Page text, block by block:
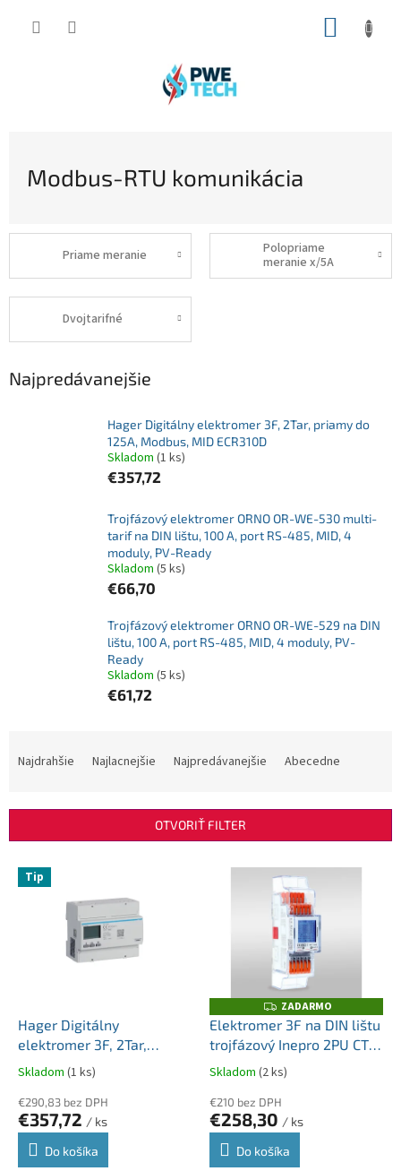
Modbus-RTU komunikácia
Priame meranie
Polopriame
meranie x/5A
Dvojtarifné
Najpredávanejšie
Hager Digitálny elektromer 3F, 2Tar, priamy do
125A, Modbus, MID ECR310D
Skladom (1 ks)
€357,72
Trojfázový elektromer ORNO OR-WE-530 multi-
tarif na DIN lištu, 100 A, port RS-485, MID, 4
moduly, PV-Ready
Skladom (5 ks)
€66,70
Trojfázový elektromer ORNO OR-WE-529 na DIN
lištu, 100 A, port RS-485, MID, 4 moduly, PV-
Ready
Skladom (5 ks)
€61,72
i
Najdrahšie Najlacnejšie Najpredávanejšie Abecedne
OTVORIŤ FILTER
V Tip
Hager Digitálny
elektromer 3F, 2Tar,
priamy do 125A, Modbus,
MID ECR310D
Skladom (1 ks)
€290,83 bez DPH
€357,72 / ks
Do košíka
Z
A
D
A
M
O
ZADARMO
Elektromer 3F na DIN lištu
trojfázový Inepro 2PU CT
x/5A ModBus/M-Bus MID
polopriamy
Skladom (2 ks)
€210 bez DPH
€258,30 / ks
Do košíka